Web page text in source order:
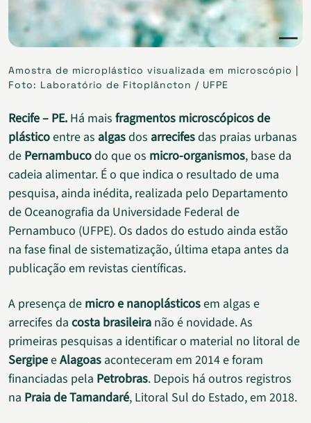
Amostra de microplástico visualizada em microscópio |
Foto: Laboratório de Fitoplâncton / UFPE
Recife – PE. Há mais fragmentos microscópicos de
plásticoentre as algasdos arrecifesdas praias urbanas
de Pernambucodo que os micro-organismos, base da
cadeia alimentar. É o que indica o resultado de uma
pesquisa, ainda inédita, realizada pelo Departamento
de Oceanografia da Universidade Federal de
Pernambuco (UFPE). Os dados do estudo ainda estão
na fase final de sistematização, última etapa antes da
publicação em revistas científicas.
A presença de micro e nanoplásticosem algas e
arrecifes da costa brasileira não é novidade. As
primeiras pesquisas a identificar o material no litoral de
SergipeeAlagoas aconteceram em 2014 e foram
financiadas pela Petrobras. Depois há outros registros
na Praia de Tamandaré, Litoral Sul do Estado, em 2018.